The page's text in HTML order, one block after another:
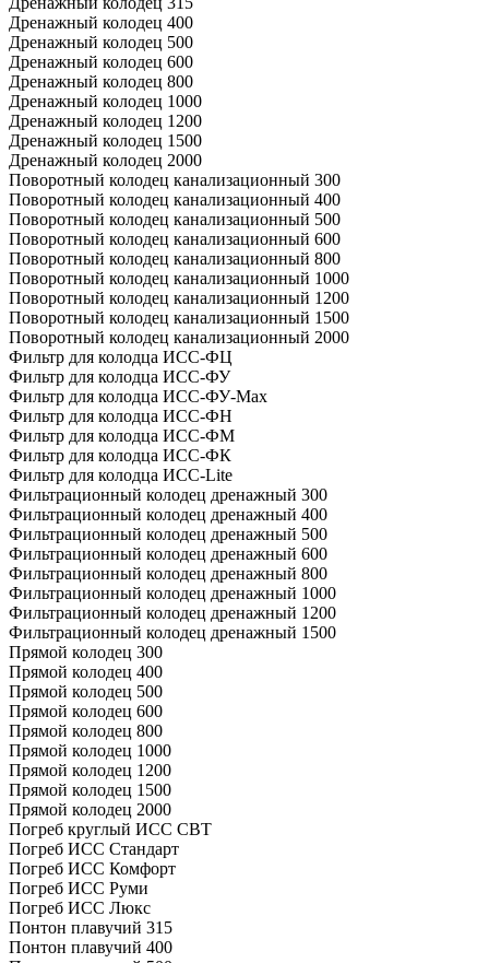
Дренажный колодец 400
Дренажный колодец 500
Дренажный колодец 600
Дренажный колодец 800
Дренажный колодец 1000
Дренажный колодец 1200
Дренажный колодец 1500
Дренажный колодец 2000
Поворотный колодец канализационный 300
Поворотный колодец канализационный 400
Поворотный колодец канализационный 500
Поворотный колодец канализационный 600
Поворотный колодец канализационный 800
Поворотный колодец канализационный 1000
Поворотный колодец канализационный 1200
Поворотный колодец канализационный 1500
Поворотный колодец канализационный 2000
Фильтр для колодца ИСС-ФЦ
Фильтр для колодца ИСС-ФУ
Фильтр для колодца ИСС-ФУ-Мах
Фильтр для колодца ИСС-ФН
Фильтр для колодца ИСС-ФМ
Фильтр для колодца ИСС-ФК
Фильтр для колодца ИСС-Lite
Фильтрационный колодец дренажный 300
Фильтрационный колодец дренажный 400
Фильтрационный колодец дренажный 500
Фильтрационный колодец дренажный 600
Фильтрационный колодец дренажный 800
Фильтрационный колодец дренажный 1000
Фильтрационный колодец дренажный 1200
Фильтрационный колодец дренажный 1500
Прямой колодец 300
Прямой колодец 400
Прямой колодец 500
Прямой колодец 600
Прямой колодец 800
Прямой колодец 1000
Прямой колодец 1200
Прямой колодец 1500
Прямой колодец 2000
Погреб круглый ИСС СВТ
Погреб ИСС Стандарт
Погреб ИСС Комфорт
Погреб ИСС Руми
Погреб ИСС Люкс
Понтон плавучий 315
Понтон плавучий 400